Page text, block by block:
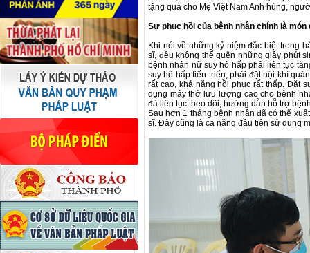
tặng quà cho Mẹ Việt Nam Anh hùng,
Sự phục hồi của bệnh nhân chính là món
Khi nói về những kỷ niệm đặc biệt trong
sĩ, đều không thể quên những giây phút
bệnh nhân nữ suy hô hấp phải liên tục
suy hô hấp tiến triển, phải đặt nội khí
rất cao, khả năng hồi phục rất thấp. Đặt
dụng máy thở lưu lượng cao cho bệnh
đã liên tục theo dõi, hướng dẫn hỗ trợ
Sau hơn 1 tháng bệnh nhân đã có thể
sĩ. Đây cũng là ca nặng đầu tiên sử dụng